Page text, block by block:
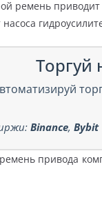
ремень
Торгуй
Binance, Bybit
привода